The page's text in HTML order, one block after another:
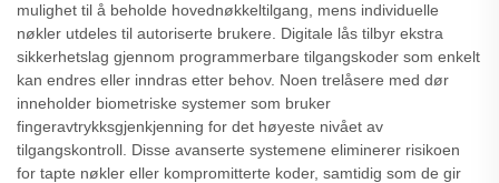
mulighet til å beholde hovednøkkeltilgang, mens individuelle
nøkler utdeles til autoriserte brukere. Digitale lås tilbyr ekstra
sikkerhetslag gjennom programmerbare tilgangskoder som enkelt
kan endres eller inndras etter behov. Noen trelåsere med dør
inneholder biometriske systemer som bruker
fingeravtrykksgjenkjenning for det høyeste nivået av
tilgangskontroll. Disse avanserte systemene eliminerer risikoen
for tapte nøkler eller kompromitterte koder, samtidig som de gir